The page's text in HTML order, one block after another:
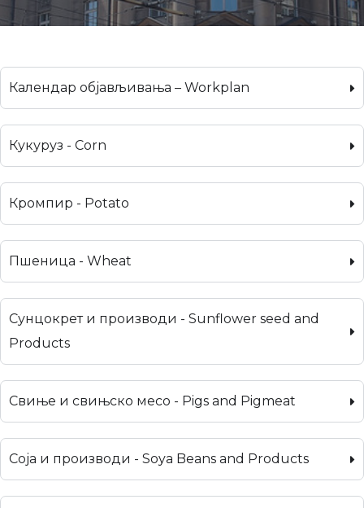
Календар објављивања – Workplan
Кукуруз - Corn
Кромпир - Potato
Пшеница - Wheat
Сунцокрет и производи - Sunflower seed and
Products
Свиње и свињско месо - Pigs and Pigmeat
Соја и производи - Soya Beans and Products